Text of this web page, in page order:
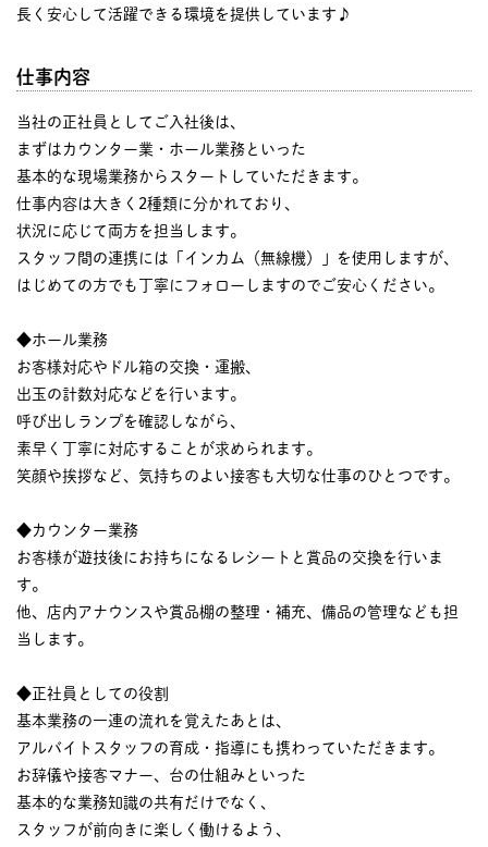
長く安心して活躍できる環境を提供しています♪
仕事内容
当社の正社員としてご入社後は、
まずはカウンター業・ホール業務といった
基本的な現場業務からスタートしていただきます。
仕事内容は大きく2種類に分かれており、
状況に応じて両方を担当します。
スタッフ間の連携には「インカム（無線機）」を使用しますが、
はじめての方でも丁寧にフォローしますのでご安心ください。
◆ホール業務
お客様対応やドル箱の交換・運搬、
出玉の計数対応などを行います。
呼び出しランプを確認しながら、
素早く丁寧に対応することが求められます。
笑顔や挨拶など、気持ちのよい接客も大切な仕事のひとつです。
◆カウンター業務
お客様が遊技後にお持ちになるレシートと賞品の交換を行いま
す。
他、店内アナウンスや賞品棚の整理・補充、備品の管理なども担
当します。
◆正社員としての役割
基本業務の一連の流れを覚えたあとは、
アルバイトスタッフの育成・指導にも携わっていただきます。
お辞儀や接客マナー、台の仕組みといった
基本的な業務知識の共有だけでなく、
スタッフが前向きに楽しく働けるよう、